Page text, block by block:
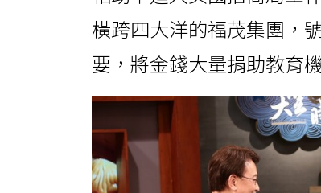
橫跨四大洋的福茂集團，
要，將金錢大量捐助教育